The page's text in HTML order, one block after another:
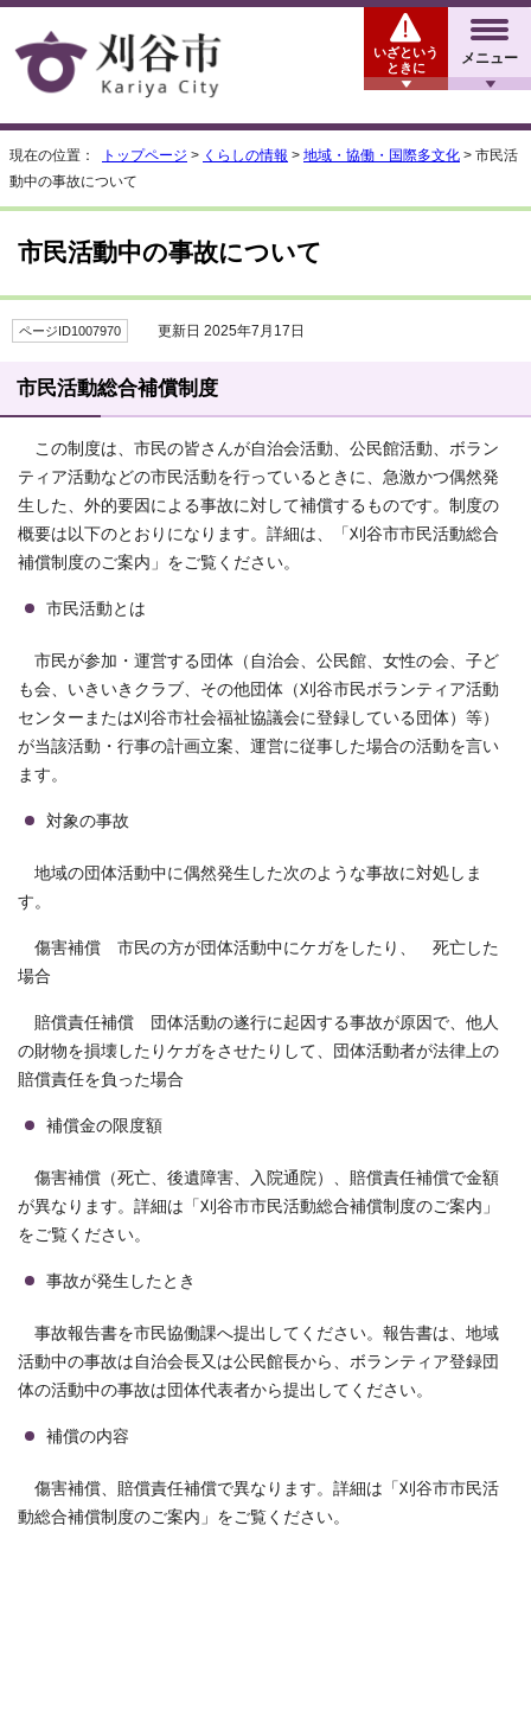
メニュー
いざという
ときに
現在の位置： トップページ > くらしの情報 > 地域・協働・国際多文化 > 市民活
動中の事故について
市民活動中の事故について
ページID1007970 更新日 2025年7月17日
市民活動総合補償制度
この制度は、市民の皆さんが自治会活動、公民館活動、ボラン
ティア活動などの市民活動を行っているときに、急激かつ偶然発
生した、外的要因による事故に対して補償するものです。制度の
概要は以下のとおりになります。詳細は、「刈谷市市民活動総合
補償制度のご案内」をご覧ください。
市民活動とは
市民が参加・運営する団体（自治会、公民館、女性の会、子ど
も会、いきいきクラブ、その他団体（刈谷市民ボランティア活動
センターまたは刈谷市社会福祉協議会に登録している団体）等）
が当該活動・行事の計画立案、運営に従事した場合の活動を言い
ます。
対象の事故
地域の団体活動中に偶然発生した次のような事故に対処しま
す。
傷害補償 市民の方が団体活動中にケガをしたり、 死亡した
場合
賠償責任補償 団体活動の遂行に起因する事故が原因で、他人
の財物を損壊したりケガをさせたりして、団体活動者が法律上の
賠償責任を負った場合
補償金の限度額
傷害補償（死亡、後遺障害、入院通院）、賠償責任補償で金額
が異なります。詳細は「刈谷市市民活動総合補償制度のご案内」
をご覧ください。
事故が発生したとき
事故報告書を市民協働課へ提出してください。報告書は、地域
活動中の事故は自治会長又は公民館長から、ボランティア登録団
体の活動中の事故は団体代表者から提出してください。
補償の内容
傷害補償、賠償責任補償で異なります。詳細は「刈谷市市民活
動総合補償制度のご案内」をご覧ください。